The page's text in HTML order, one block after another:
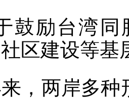
励台湾同
区建设等基
两岸多种